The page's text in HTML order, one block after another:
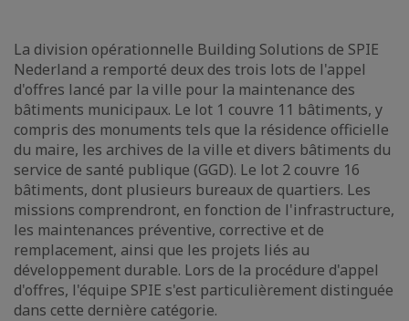
La division opérationnelle Building Solutions de SPIE
Nederland a remporté deux des trois lots de l'appel
d'offres lancé par la ville pour la maintenance des
bâtiments municipaux. Le lot 1 couvre 11 bâtiments, y
compris des monuments tels que la résidence officielle
du maire, les archives de la ville et divers bâtiments du
service de santé publique (GGD). Le lot 2 couvre 16
bâtiments, dont plusieurs bureaux de quartiers. Les
missions comprendront, en fonction de l'infrastructure,
les maintenances préventive, corrective et de
remplacement, ainsi que les projets liés au
développement durable. Lors de la procédure d'appel
d'offres, l'équipe SPIE s'est particulièrement distinguée
dans cette dernière catégorie.